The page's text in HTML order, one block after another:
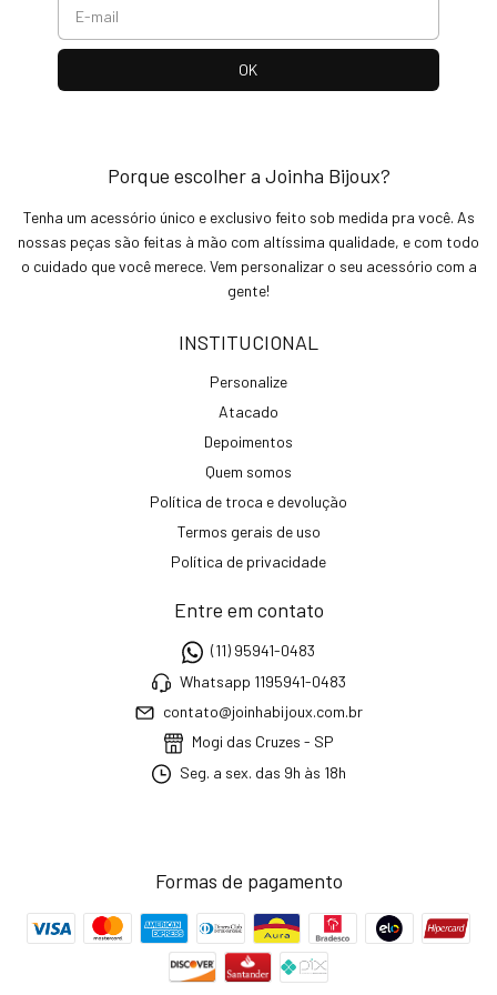
Porque escolher a Joinha Bijoux?
Tenha um acessório único e exclusivo feito sob medida pra você. As
nossas peças são feitas à mão com altíssima qualidade, e com todo
o cuidado que você merece. Vem personalizar o seu acessório com a
gente!
INSTITUCIONAL
Personalize
Atacado
Depoimentos
Quem somos
Política de troca e devolução
Termos gerais de uso
Política de privacidade
Entre em contato
(11) 95941-0483
Whatsapp 1195941-0483
contato@joinhabijoux.com.br
Mogi das Cruzes - SP
Seg. a sex. das 9h às 18h
Formas de pagamento